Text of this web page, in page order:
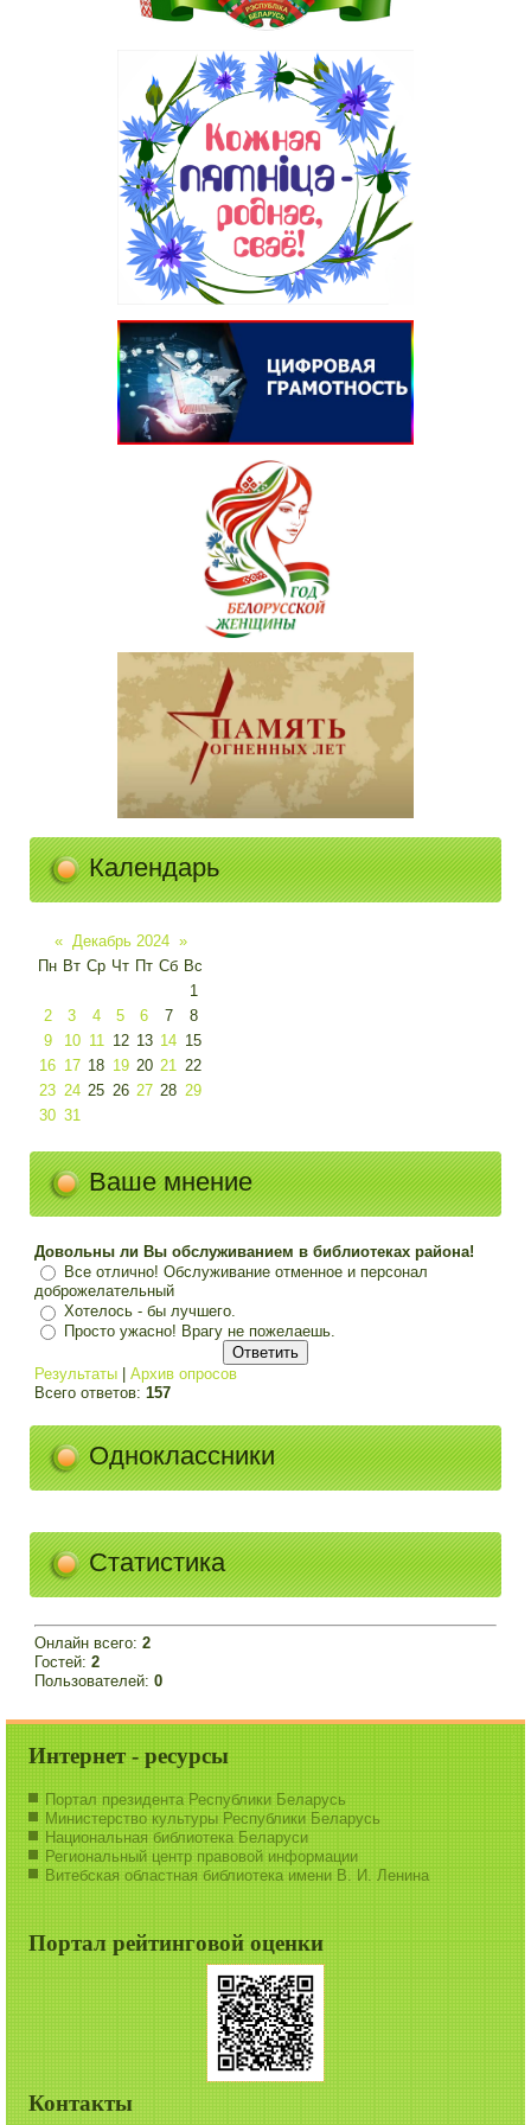
Календарь
« Декабрь 2024 »
Пн Вт Ср Чт Пт Сб Вс
1
2
3 4 5 6 7
8
9
10 11 12 13 14 15
16 17 18 19 20 21
22
23 24 25 26 27 28 29
30 31
Ваше мнение
Довольны ли Вы обслуживанием в библиотеках района!
Все отлично! Обслуживание отменное и персонал
доброжелательный
Хотелось - бы лучшего.
Просто ужасно! Врагу не пожелаешь.
Результаты |Архив опросов
Всего ответов:157
Одноклассники
Статистика
Онлайн всего:2
Гостей:2
Пользователей:0
Интернет - ресурсы
Портал президента Республики Беларусь
Министерство культуры Республики Беларусь
Национальная библиотека Беларуси
Региональный центр правовой информации
Витебская областная библиотека имени В. И. Ленина
Портал рейтинговой оценки
Контакты